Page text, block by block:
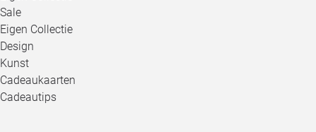
Sale
Eigen Collectie
Design
Kunst
Cadeaukaarten
Cadeautips